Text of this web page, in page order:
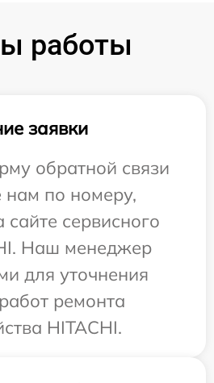
работы
заявки
обратной связи
нам по номеру,
сервисного
Наш менеджер
для уточнения
ремонта
HITACHI.